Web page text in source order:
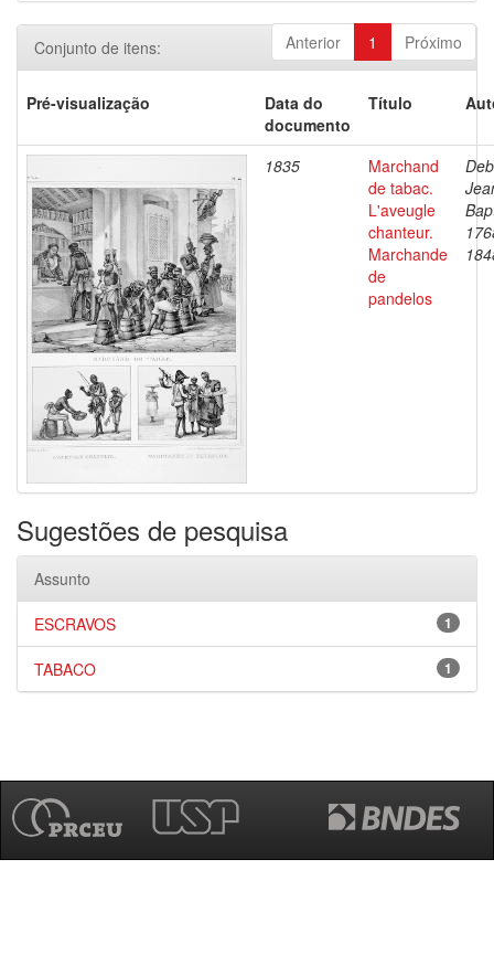
Anterior 1 Próximo
Conjunto de itens:
Pré-visualização
Data do
documento
Título
1835
Marchand
de tabac.
L'aveugle
chanteur.
Marchande
de
pandelos
Sugestões de pesquisa
Assunto
1
ESCRAVOS
1
TABACO